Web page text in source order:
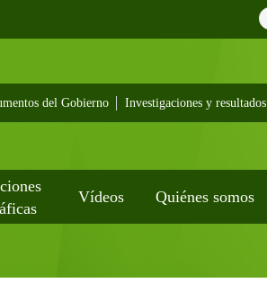
del Gobierno Investigaciones y resultados
Vídeos Quiénes somos